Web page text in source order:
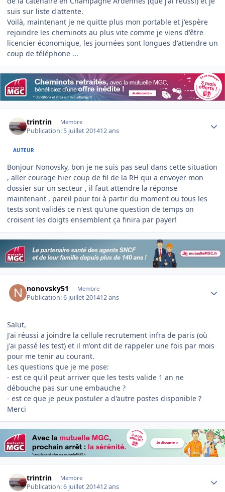
suis sur liste d'attente.
Voilà, maintenant je ne quitte plus mon portable et j'espère
rejoindre les cheminots au plus vite comme je viens d'être
licencier économique, les journées sont longues d'attendre un
coup de téléphone ...
trintrin Membre
Publication: 5 juillet 201412 ans
AUTEUR
Bonjour Nonovsky, bon je ne suis pas seul dans cette situation
, aller courage hier coup de fil de la RH qui a envoyer mon
dossier sur un secteur , il faut attendre la réponse
maintenant , pareil pour toi à partir du moment ou tous les
tests sont validés ce n'est qu'une question de temps on
croisent les doigts ensemblent ça finira par payer!
nonovsky51 Membre
Publication:6 juillet 201412 ans
Salut,
J'ai réussi a joindre la cellule recrutement infra de paris (où
j'ai passé les test) et il m'ont dit de rappeler une fois par mois
pour me tenir au courant.
Les questions que je me pose:
- est ce qu'il peut arriver que les tests valide 1 an ne
débouche pas sur une embauche ?
- est ce que je peux postuler a d'autre postes disponible ?
Merci
trintrin Membre
Publication:6 juillet 201412 ans